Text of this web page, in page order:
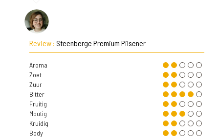
Review : Steenberge Premium Pilsener
Aroma
Zoet
Zuur
Bitter
Fruitig
Moutig
Kruidig
Body